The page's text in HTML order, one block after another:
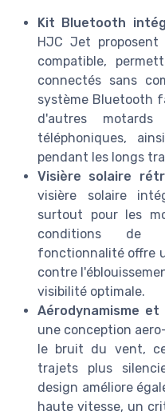
Kit Bluetooth
HJC Jet
compatible,
connectés sans
système Bluetooth
d'autres
téléphoniques,
pendant les longs
Visière solaire
visière solaire
surtout pour les
conditions de
fonctionnalité offre
contre
visibilité optimale.
Aérodynamisme
une conception
le bruit du vent,
trajets plus
design améliore
haute vitesse, un